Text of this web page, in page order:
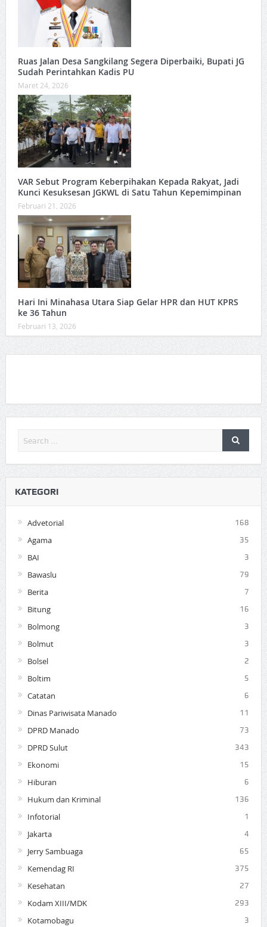
Ruas Jalan Desa Sangkilang Segera Diperbaiki, Bupati JG
Sudah Perintahkan Kadis PU
Maret 24, 2026
VAR Sebut Program Keberpihakan Kepada Rakyat, Jadi
Kunci Kesuksesan JGKWL di Satu Tahun Kepemimpinan
Februari 21, 2026
Hari Ini Minahasa Utara Siap Gelar HPR dan HUT KPRS
ke 36 Tahun ‎
Februari 13, 2026
KATEGORI
Advetorial 168
Agama 35
BAI 3
Bawaslu 79
Berita 7
Bitung 16
Bolmong 3
Bolmut 3
Bolsel 2
Boltim 5
Catatan 6
Dinas Pariwisata Manado 11
DPRD Manado 73
DPRD Sulut 343
Ekonomi 15
Hiburan 6
Hukum dan Kriminal 136
Infotorial 1
Jakarta 4
Jerry Sambuaga 65
Kemendag RI 375
Kesehatan 27
Kodam XIII/MDK 293
Kotamobagu 3